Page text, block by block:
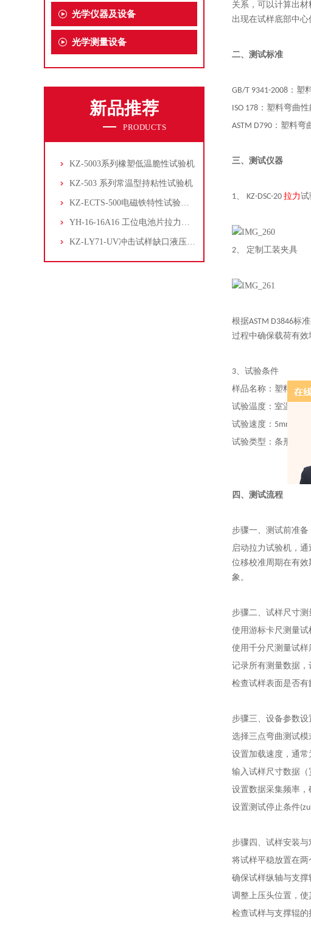
光学仪器及设备
光学测量设备
新品推荐
PRODUCTS
KZ-5003系列橡塑低温脆性试验机
KZ-503 系列常温型持粘性试验机
KZ-ECTS-500电磁铁特性试验系统
YH-16-16A16 工位电池片拉力试验机
KZ-LY71-UV冲击试样缺口液压拉床
关系，可以计算出
出现在试样底部中
二、测试标准
GB/T 9341-2008：
ISO 178：塑料弯曲
ASTM D790：塑料
三、测试仪器
1、 KZ-DSC-20 拉力试
2、 定制工装夹具
根据ASTM D3846标
过程中确保载荷有效
3、试验条件
样品名称：塑料平面
试验温度：室温
试验速度：5mm/min
试验类型：条形树脂
四、测试流程
步骤一、测试前准备
启动拉力试验机，
位移校准周期在有
象。
步骤二、试样尺寸测
使用游标卡尺测量试
使用千分尺测量试
记录所有测量数据，
检查试样表面是否
步骤三、设备参数设
选择三点弯曲测试模
设置加载速度，通常
输入试样尺寸数据（
设置数据采集频率
设置测试停止条件
步骤四、试样安装与
将试样平稳放置在
确保试样纵轴与支
调整上压头位置，
检查试样与支撑辊